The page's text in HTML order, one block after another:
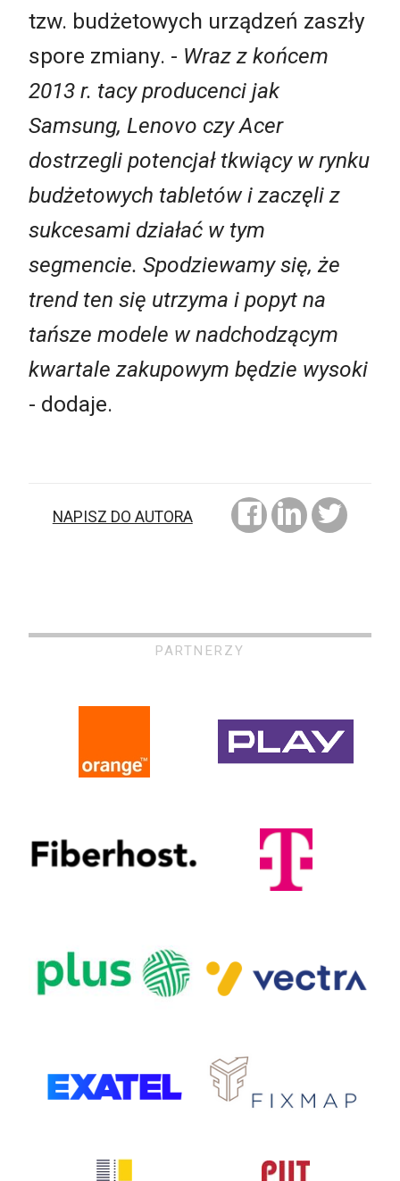
tzw. budżetowych urządzeń zaszły
spore zmiany. - Wraz z końcem
2013 r. tacy producenci jak
Samsung, Lenovo czy Acer
dostrzegli potencjał tkwiący w rynku
budżetowych tabletów i zaczęli z
sukcesami działać w tym
segmencie. Spodziewamy się, że
trend ten się utrzyma i popyt na
tańsze modele w nadchodzącym
kwartale zakupowym będzie wysoki
- dodaje.
NAPISZ DO AUTORA
PARTNERZY